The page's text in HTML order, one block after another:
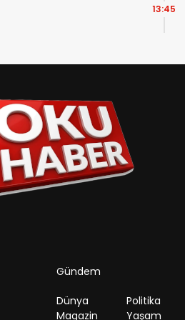
13:45
Gündem
Dünya
Politika
Magazin
Yaşam